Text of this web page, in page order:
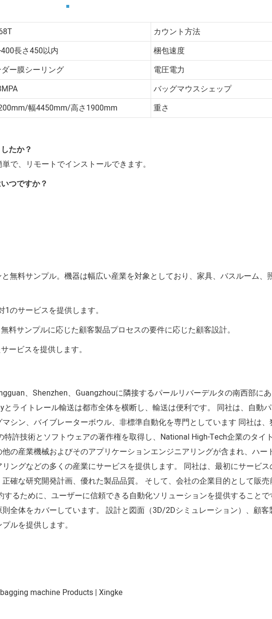
カウント方法
長さ450以内 梱包速度
ー膜シーリング 電圧電力
バッグマウスシェップ
幅4450mm/高さ1900mm 重さ
たか？
で、リモートでインストールできます。
つですか？
無料サンプル。機器は幅広い産業を対象としており、家具、バスルーム
のサービスを提供します。
サンプルに応じた顧客製品プロセスの要件に応じた顧客設計。
ービスを提供します。
、Shenzhen、Guangzhouに隣接するパールリバーデルタの南西部に
ライトレール輸送は都市全体を横断し、輸送は便利です。 同社は、自動
シン、バイブレーターボウル、非標準自動化を専門としています 同社は
許技術とソフトウェアの著作権を取得し、National High-Tech企業のタイ
の産業機械およびそのアプリケーションエンジニアリングが含まれ、ハ
ングなどの多くの産業にサービスを提供します。 同社は、最初にサービ
確な研究開発計画、優れた製品品質。 そして、会社の企業目的として販
るために、ユーザーに信頼できる自動化ソリューションを提供すること
全体をカバーしています。 設計と図面（3D/2Dシミュレーション）、顧
ルを提供します。